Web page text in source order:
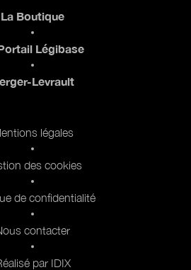
La Boutique
Légibase
Levrault
légales
des cookies
de confidentialité
contacter
par IDIX